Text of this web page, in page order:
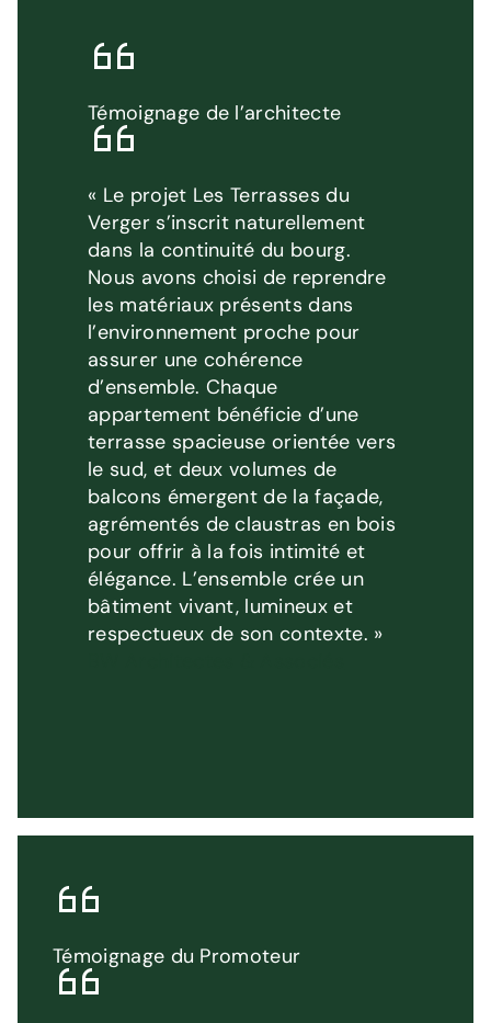
Témoignage de l’architecte
« Le projet Les Terrasses du
Verger s’inscrit naturellement
dans la continuité du bourg.
Nous avons choisi de reprendre
les matériaux présents dans
l’environnement proche pour
assurer une cohérence
d’ensemble. Chaque
appartement bénéficie d’une
terrasse spacieuse orientée vers
le sud, et deux volumes de
balcons émergent de la façade,
agrémentés de claustras en bois
pour offrir à la fois intimité et
élégance. L’ensemble crée un
bâtiment vivant, lumineux et
respectueux de son contexte. »
Témoignage du Promoteur